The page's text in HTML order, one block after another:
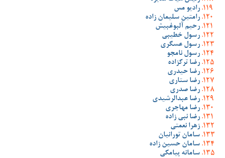
رادیو مس
رامتین سلیمان زاده
رحیم آلبوغبیش
رسول خطیبی
رسول عسگری
رسول نامجو
رضا ترکزاده
رضا حیدری
رضا ستاری
رضا صدری
رضا عبدالرشیدی
رضا مهاجری
رضا نبی زاده
زهرا نعمتی
سامان تورانیان
سامان حسین زاده
سامانه پیامکی